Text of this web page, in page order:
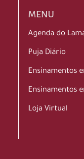
MENU
Agenda do
Puja Diário
Ensinamentos
Ensinamentos
Loja Virtual